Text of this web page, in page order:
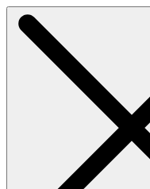
Skip
content